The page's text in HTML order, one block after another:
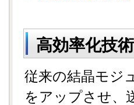
高効率化技
従来の結晶モジ
をアップさせ、